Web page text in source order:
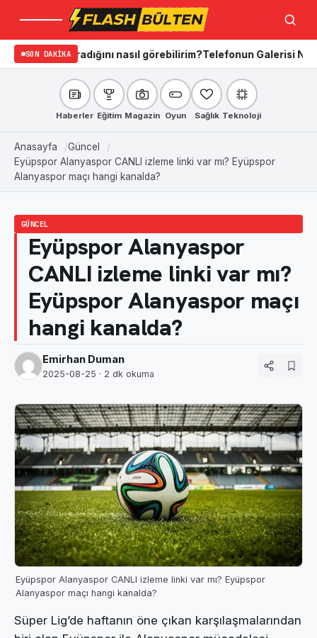
Menü Ara
SON DAKIKA
aradığını nasıl görebilirim?Telefonun Galerisi Nasıl
Haberler Eğitim Magazin Oyun Sağlık Teknoloji
Anasayfa
Güncel
Eyüpspor Alanyaspor CANLI izleme linki var mı? Eyüpspor
Alanyaspor maçı hangi kanalda?
GÜNCEL
Eyüpspor Alanyaspor
CANLI izleme linki var mı?
Eyüpspor Alanyaspor maçı
hangi kanalda?
Emirhan Duman
2025-08-25 · 2 dk okuma
Eyüpspor Alanyaspor CANLI izleme linki var mı? Eyüpspor
Alanyaspor maçı hangi kanalda?
Süper Lig’de haftanın öne çıkan karşılaşmalarından